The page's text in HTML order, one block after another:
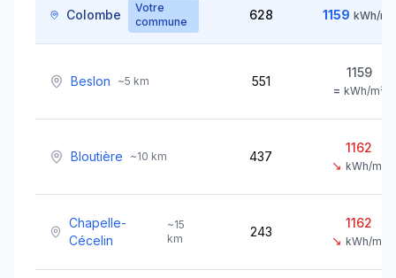
Colombe
Votre
commune
628 1159 kWh/m²
Beslon ~5 km 551
1159
= kWh/m²
Bloutière ~10 km 437
1162
↘ kWh/m²
Chapelle-
Cécelin
~15
km
243
1162
↘ kWh/m²